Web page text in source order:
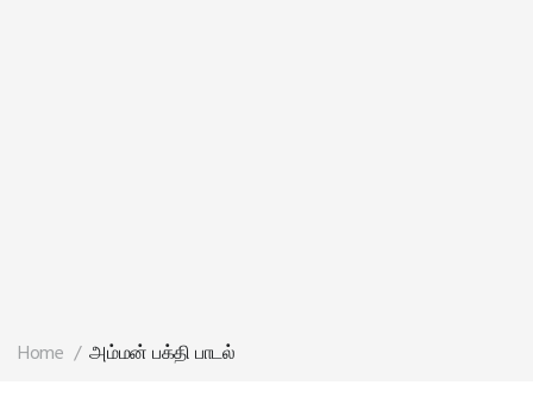
Home / அம்மன் பக்தி பாடல்